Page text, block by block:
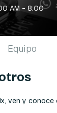
AM - 8:00
Equipo